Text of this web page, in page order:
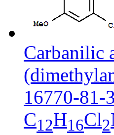
Carbanilic
16770-81-3
C12H16Cl2